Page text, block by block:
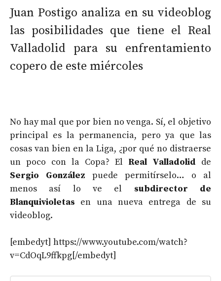
Juan Postigo analiza en su videoblog
las posibilidades que tiene el Real
Valladolid para su enfrentamiento
copero de este miércoles
No hay mal que por bien no venga. Sí, el objetivo
principal es la permanencia, pero ya que las
cosas van bien en la Liga, ¿por qué no distraerse
un poco con la Copa? El Real Valladolid de
Sergio González puede permitírselo… o al
menos así lo ve el subdirector de
Blanquivioletas en una nueva entrega de su
videoblog.
[embedyt] https://www.youtube.com/watch?
v=CdOqL9ffkpg[/embedyt]